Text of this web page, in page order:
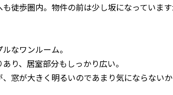
徒歩圏内。物件の前は少し坂になっていま
なワンルーム。
り、居室部分もしっかり広い。
窓が大きく明るいのであまり気にならないか